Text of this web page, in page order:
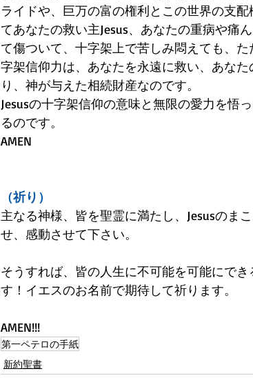
ライドや、巨万の富の権利とこの世界の支
てあなたの救い主Jesus、あなたの重病や痛
て傷ついて、十字架上で苦しみ悶えても、
字架信仰力は、あなたを永遠に救い、あな
り、神が与えた相続財産なのです。
Jesusの十字架信仰の意味と無限の愛力を悟
るのです。
AMEN
（祈り）
主なる神様、皆を聖霊に満たし、Jesusのま
せ、感動させて下さい。
そうすれば、皆の人生に不可能を可能にで
す！イエスのお名前で期待して祈ります。
AMEN!!!
第一ペテロの手紙
新約聖書